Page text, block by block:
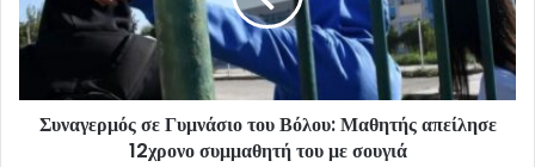
Συναγερμός σε Γυμνάσιο του Βόλου: Μαθητής απείλησε
12χρονο συμμαθητή του με σουγιά